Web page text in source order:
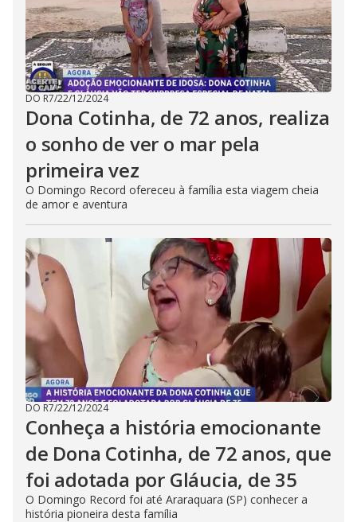
DO R7/22/12/2024
Dona Cotinha, de 72 anos, realiza
o sonho de ver o mar pela
primeira vez
O Domingo Record ofereceu à família esta viagem cheia
de amor e aventura
DO R7/22/12/2024
Conheça a história emocionante
de Dona Cotinha, de 72 anos, que
foi adotada por Gláucia, de 35
O Domingo Record foi até Araraquara (SP) conhecer a
história pioneira desta família